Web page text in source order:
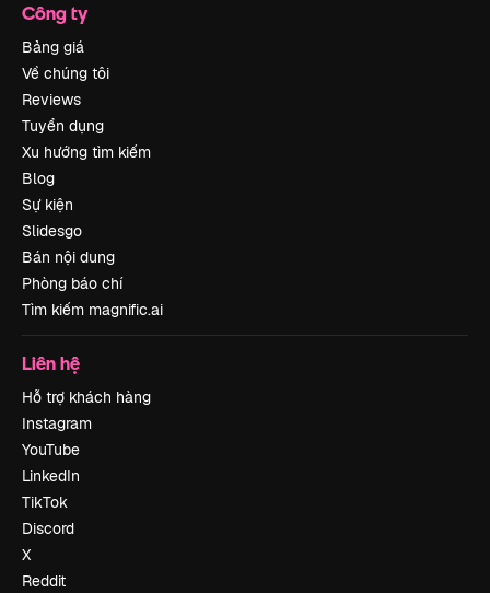
Công ty
Bảng giá
Về chúng tôi
Reviews
Tuyển dụng
Xu hướng tìm kiếm
Blog
Sự kiện
Slidesgo
Bán nội dung
Phòng báo chí
Tìm kiếm magnific.ai
Liên hệ
Hỗ trợ khách hàng
Instagram
YouTube
LinkedIn
TikTok
Discord
X
Reddit